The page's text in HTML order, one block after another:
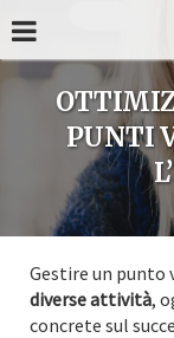
PUNTI
Gestire un punto
diverse attività,
concrete sul